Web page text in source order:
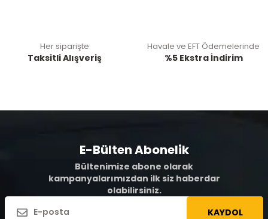
Her siparişte
Taksitli Alışveriş
Havale ve EFT Ödemelerinde
%5 Ekstra İndirim
E-Bülten Abonelik
Bültenimize abone olarak
kampanyalarımızdan ilk siz haberdar
olabilirsiniz.
KAYDOL